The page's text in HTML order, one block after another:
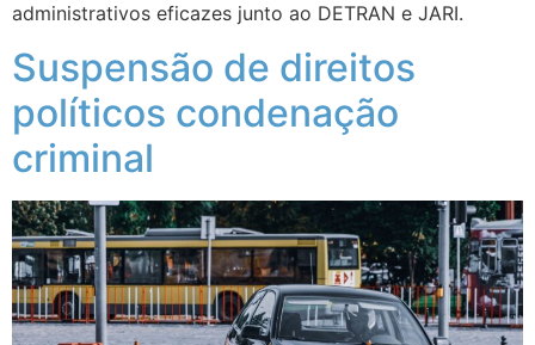
administrativos eficazes junto ao DETRAN e JARI.
Suspensão de direitos
políticos condenação
criminal